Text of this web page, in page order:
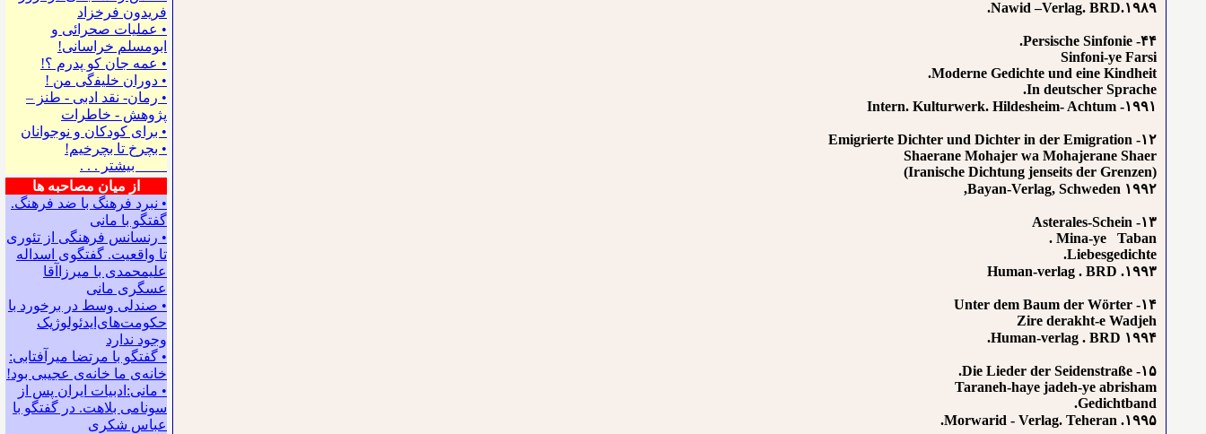
فریدون فرخزاد
• عملیات صحرائی و
ابومسلم خراسانی!
• ﻋﻤﻪ ﺟﺎﻥ ﻛﻮ ﭘﺪﺭﻡ ؟!
• ﺩﻭﺭﺍﻥ ﺧﻠﻴﻔگی ﻣﻦ !
• رمان- نقد ادبی - طنز –
پژوهش - خاطرات
• ﺑﺮﺍﻯ ﻛﻮﺩﻛﺎﻥ ﻭ ﻧﻮﺟﻮﺍﻧﺎﻥ
• بچرخ تا بچرخیم!
بیشتر . . .
از میان مصاحبه ها
• نبرد فرهنگ با ضد فرهنگ.
گفتگو با ﻣﺎﻧﻰ
• رنسانس فرهنگی ‌از تئوری
‌تا واقعیت. گفتگوی اسداله
علیمحمدی با میرزاآقا
عسگری ‌مانی
• صندلی وسط در برخورد با
حکومت‌های‌ایدئولوژیک
وجود ندارد
• گفتگو با مرتضا میرآفتابی:
ﺧﺎﻧﻪﻯ ﻣﺎ ﺧﺎﻧﻪﻯ ﻋﺠﻴﺒﻰ ﺑﻮﺩ!
• مانی:ادبیات ایران پس از
سونامی بلاهت. در گفتگو با
عباس شکری
۱۹۸۹.Nawid –Verlag. BRD.
۴۴- Persische Sinfonie.
Sinfoni-ye Farsi
Moderne Gedichte und eine Kindheit.
In deutscher Sprache.
۱۹۹۱- Intern. Kulturwerk. Hildesheim- Achtum
۱۲- Emigrierte Dichter und Dichter in der Emigration
Shaerane Mohajer wa Mohajerane Shaer
(Iranische Dichtung jenseits der Grenzen)
۱۹۹۲ Bayan-Verlag, Schweden,
۱۳- Asterales-Schein
Mina-ye Taban .
Liebesgedichte.
۱۹۹۳. Human-verlag . BRD
۱۴- Unter dem Baum der Wörter
Zire derakht-e Wadjeh
۱۹۹۴ Human-verlag . BRD.
۱۵- Die Lieder der Seidenstraße.
Taraneh-haye jadeh-ye abrisham
Gedichtband.
۱۹۹۵. Morwarid - Verlag. Teheran.